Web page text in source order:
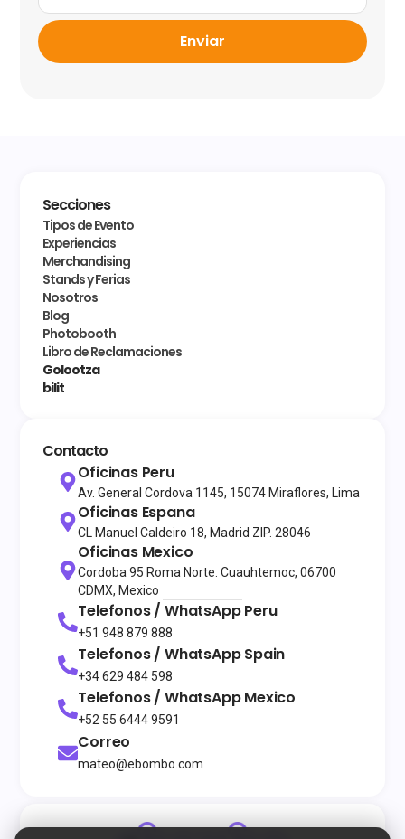
Enviar
Secciones
Tipos de Evento
Experiencias
Merchandising
Stands y Ferias
Nosotros
Blog
Photobooth
Libro de Reclamaciones
Golootza
bilit
Contacto
Oficinas Peru
Av. General Cordova 1145, 15074 Miraflores, Lima
Oficinas Espana
CL Manuel Caldeiro 18, Madrid ZIP. 28046
Oficinas Mexico
Cordoba 95 Roma Norte. Cuauhtemoc, 06700
CDMX, Mexico
Telefonos / WhatsAppPeru
+51 948 879 888
Telefonos / WhatsAppSpain
+34 629 484 598
Telefonos / WhatsAppMexico
+52 55 6444 9591
Correo
mateo@ebombo.com